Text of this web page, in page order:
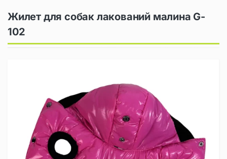
Жилет для собак лакований малина G-
102